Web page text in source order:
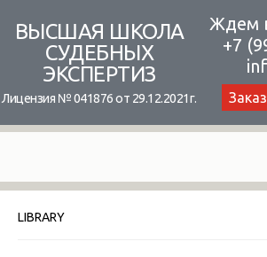
content
ВЫСШАЯ ШКОЛА
СУДЕБНЫХ
ЭКСПЕРТИЗ
Лицензия № 041876 от 29.12.2021г.
Ждем
+7
LIBRARY